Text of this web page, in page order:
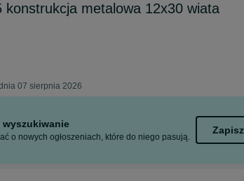
konstrukcja metalowa 12x30 wiata
07 sierpnia 2026
wyszukiwanie
o nowych ogłoszeniach, które do niego pasują.
Zapisz